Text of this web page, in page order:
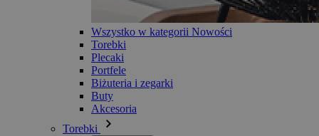
Wszystko w kategorii Nowości
Torebki
Plecaki
Portfele
Biżuteria i zegarki
Buty
Akcesoria
Torebki